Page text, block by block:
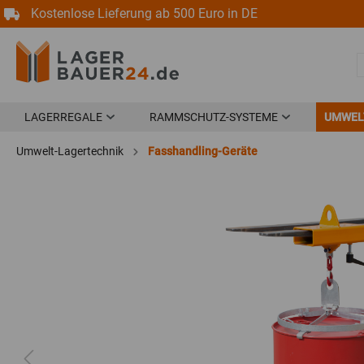
Kostenlose Lieferung ab 500 Euro in DE
LAGERREGALE RAMMSCHUTZ-SYSTEME
Fachbodenregale Stecksystem
Rammschutz aus Stahl
Umwelt-
Zubehör
Umwelt-Lagertechnik Fasshandling-Geräte